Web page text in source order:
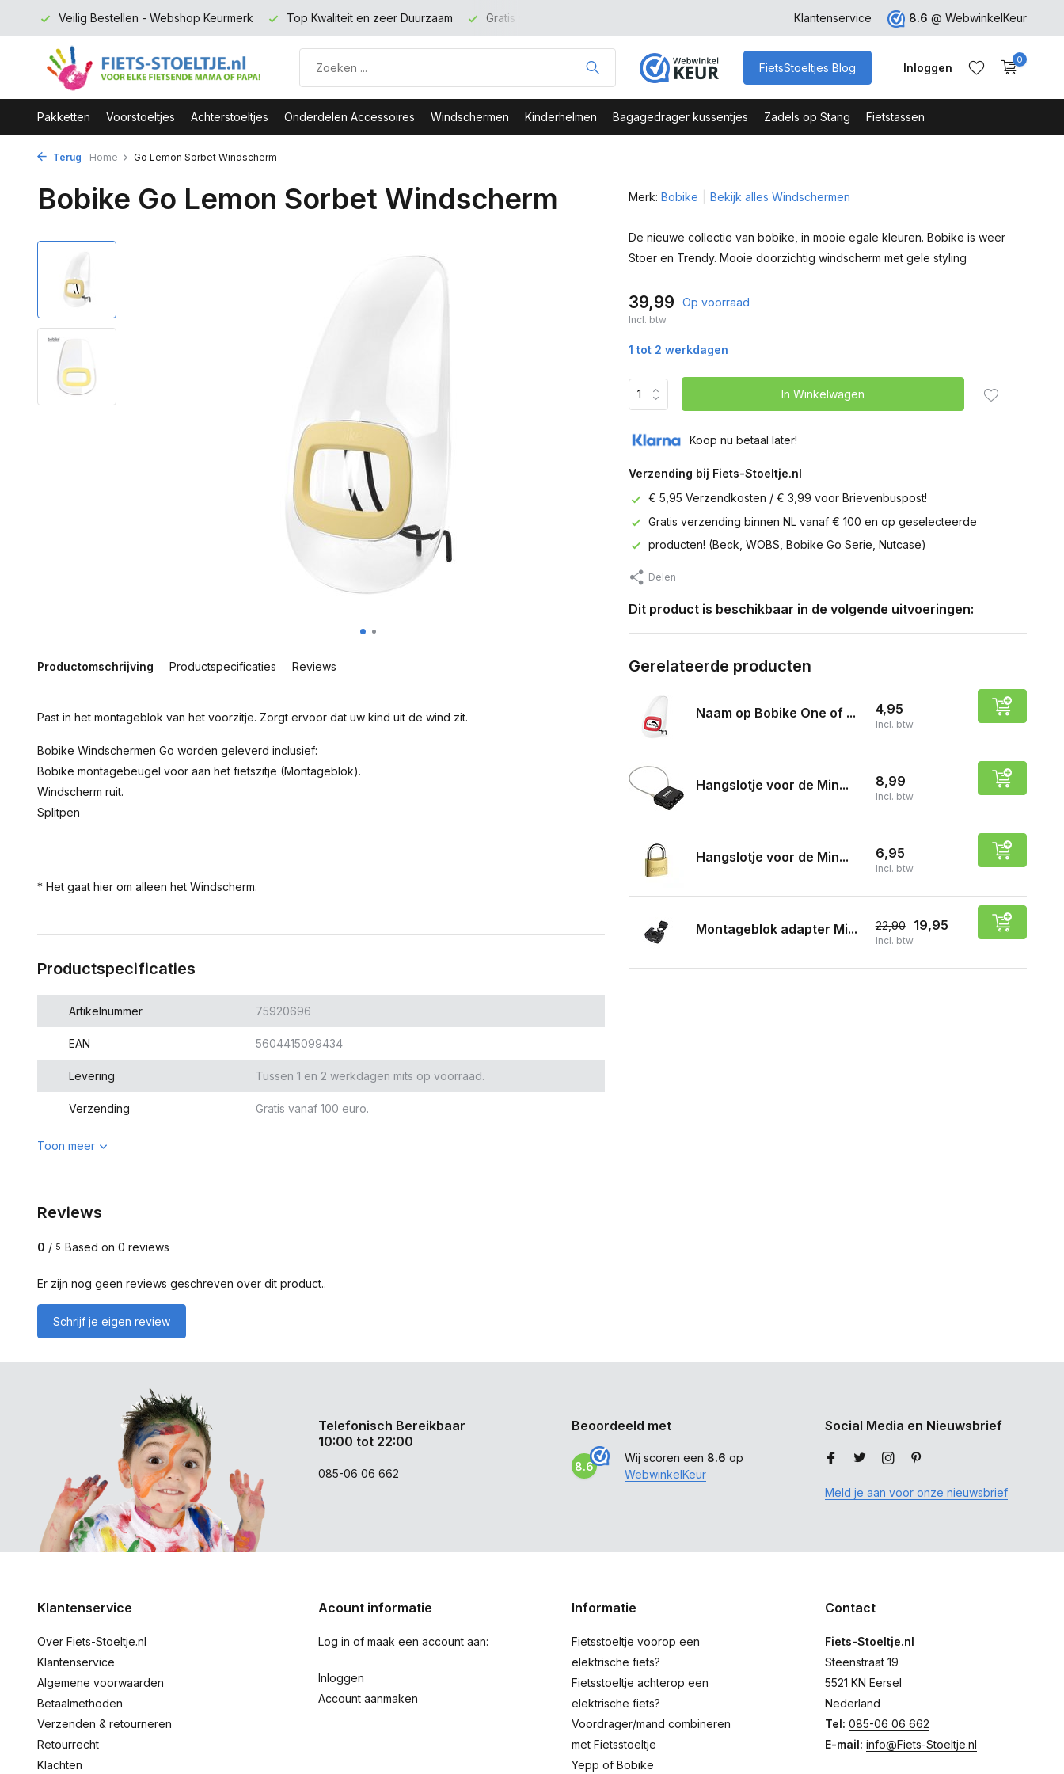
Veilig Bestellen - Webshop Keurmerk Top Kwaliteit en zeer Duurzaam Gratis verzending binnen NL vanaf 100 euro Veilig Bestellen - Webshop Keurmerk
Klantenservice 8.6 @ WebwinkelKeur
FietsStoeltjes Blog Inloggen
0
Pakketten Voorstoeltjes Achterstoeltjes Onderdelen Accessoires Windschermen Kinderhelmen Bagagedrager kussentjes Zadels op Stang Fietstassen
Terug Home Go Lemon Sorbet Windscherm
Bobike Go Lemon Sorbet Windscherm
Productomschrijving Productspecificaties Reviews
Past in het montageblok van het voorzitje. Zorgt ervoor dat uw kind uit de wind zit.
Bobike Windschermen Go worden geleverd inclusief:
Bobike montagebeugel voor aan het fietszitje (Montageblok).
Windscherm ruit.
Splitpen
* Het gaat hier om alleen het Windscherm.
Productspecificaties
Artikelnummer 75920696
EAN 5604415099434
Levering Tussen 1 en 2 werkdagen mits op voorraad.
Verzending Gratis vanaf 100 euro.
Toon meer
Merk: Bobike Bekijk alles Windschermen
De nieuwe collectie van bobike, in mooie egale kleuren. Bobike is weer
Stoer en Trendy. Mooie doorzichtig windscherm met gele styling
39,99 Op voorraad
Incl. btw
1 tot 2 werkdagen
In Winkelwagen
Koop nu betaal later!
Verzending bij Fiets-Stoeltje.nl
€ 5,95 Verzendkosten / € 3,99 voor Brievenbuspost!
Gratis verzending binnen NL vanaf € 100 en op geselecteerde
producten! (Beck, WOBS, Bobike Go Serie, Nutcase)
Delen
Dit product is beschikbaar in de volgende uitvoeringen:
Gerelateerde producten
Naam op Bobike One of ... 4,95
Incl. btw
Hangslotje voor de Min... 8,99
Incl. btw
Hangslotje voor de Min... 6,95
Incl. btw
Montageblok adapter Mi... 22,90 19,95
Incl. btw
Reviews
0 / 5 Based on 0 reviews
Er zijn nog geen reviews geschreven over dit product..
Schrijf je eigen review
Telefonisch Bereikbaar
10:00 tot 22:00
085-06 06 662
Beoordeeld met
8.6
Wij scoren een 8.6 op
WebwinkelKeur
Social Media en Nieuwsbrief
Meld je aan voor onze nieuwsbrief
Klantenservice
Over Fiets-Stoeltje.nl
Klantenservice
Algemene voorwaarden
Betaalmethoden
Verzenden & retourneren
Retourrecht
Klachten
Acount informatie
Log in of maak een account aan:
Inloggen
Account aanmaken
Informatie
Fietsstoeltje voorop een
elektrische fiets?
Fietsstoeltje achterop een
elektrische fiets?
Voordrager/mand combineren
met Fietsstoeltje
Yepp of Bobike
Contact
Fiets-Stoeltje.nl
Steenstraat 19
5521 KN Eersel
Nederland
Tel: 085-06 06 662
E-mail: info@Fiets-Stoeltje.nl